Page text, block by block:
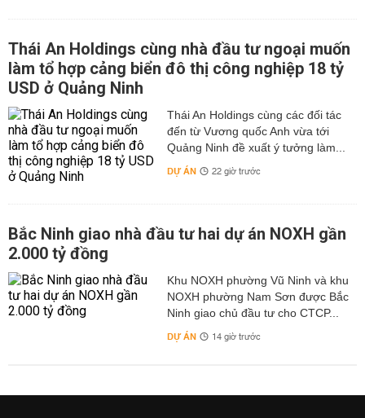
Thái An Holdings cùng nhà đầu tư ngoại muốn
làm tổ hợp cảng biển đô thị công nghiệp 18 tỷ
USD ở Quảng Ninh
Thái An Holdings cùng các đối tác
đến từ Vương quốc Anh vừa tới
Quảng Ninh đề xuất ý tưởng làm...
DỰ ÁN 22 giờ trước
Bắc Ninh giao nhà đầu tư hai dự án NOXH gần
2.000 tỷ đồng
Khu NOXH phường Vũ Ninh và khu
NOXH phường Nam Sơn được Bắc
Ninh giao chủ đầu tư cho CTCP...
DỰ ÁN 14 giờ trước